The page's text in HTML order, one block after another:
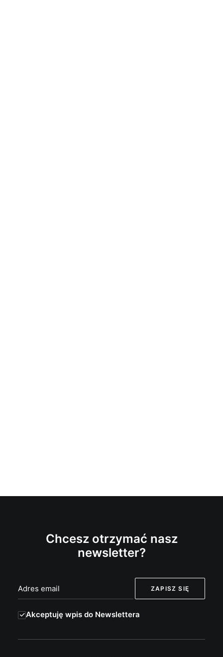
Chcesz otrzymać nasz
newsletter?
Akceptuję wpis do Newslettera